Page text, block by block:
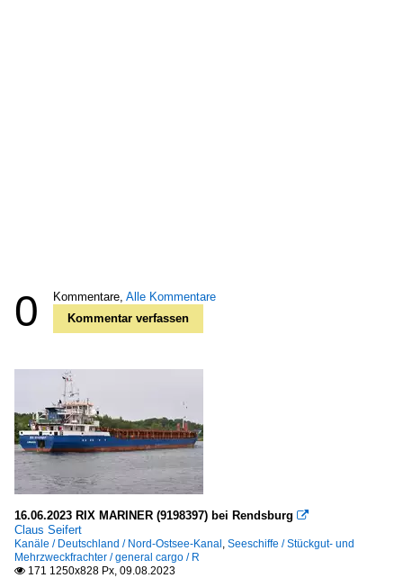
0 Kommentare, Alle Kommentare
Kommentar verfassen
16.06.2023 RIX MARINER (9198397) bei Rendsburg 
Claus Seifert
Kanäle / Deutschland / Nord-Ostsee-Kanal Seeschiffe / Stückgut- und
Mehrzweckfrachter / general cargo / R
 171 1250x828 Px, 09.08.2023